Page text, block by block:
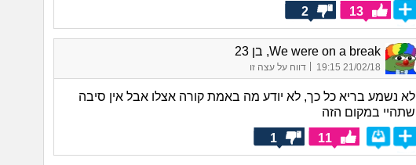
13
2
We were on a break, בן 23
21/02/18 19:15 דווח על עצה זו
לא נשמע בריא כל כך, לא יודע מה באמת קורה אצלו אבל אין סיבה
שתהיי במקום הזה
11
1